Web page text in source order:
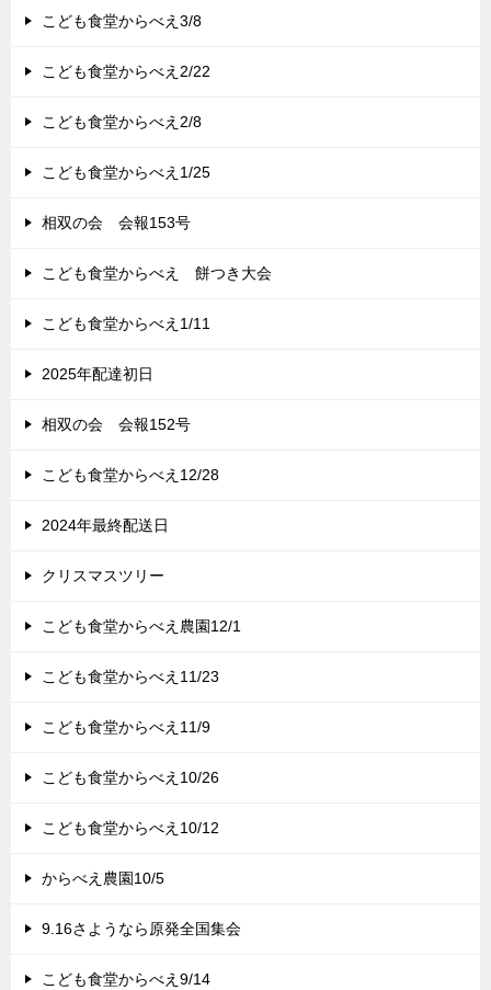
こども食堂からべえ3/8
こども食堂からべえ2/22
こども食堂からべえ2/8
こども食堂からべえ1/25
相双の会 会報153号
こども食堂からべえ 餅つき大会
こども食堂からべえ1/11
2025年配達初日
相双の会 会報152号
こども食堂からべえ12/28
2024年最終配送日
クリスマスツリー
こども食堂からべえ農園12/1
こども食堂からべえ11/23
こども食堂からべえ11/9
こども食堂からべえ10/26
こども食堂からべえ10/12
からべえ農園10/5
9.16さようなら原発全国集会
こども食堂からべえ9/14